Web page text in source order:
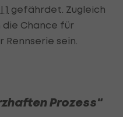
1 gefährdet. Zugleich
die Chance für
sein.
Prozess"